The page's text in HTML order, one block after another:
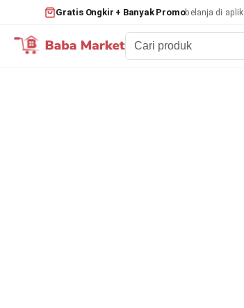
Gratis Ongkir + Banyak Promobelanja di